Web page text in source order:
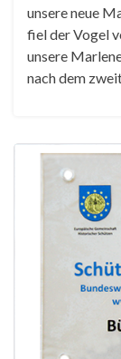
unsere neue
fiel der Vogel
unsere
nach dem